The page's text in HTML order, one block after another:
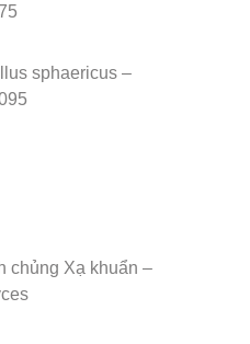
sphaericus –
chủng Xạ khuẩn –